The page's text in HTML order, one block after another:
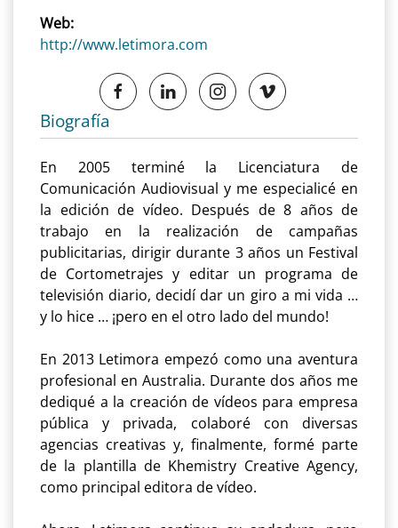
Web:
http://www.letimora.com
Biografía
En 2005 terminé la Licenciatura de
Comunicación Audiovisual y me especialicé en
la edición de vídeo. Después de 8 años de
trabajo en la realización de campañas
publicitarias, dirigir durante 3 años un Festival
de Cortometrajes y editar un programa de
televisión diario, decidí dar un giro a mi vida …
y lo hice … ¡pero en el otro lado del mundo!
En 2013 Letimora empezó como una aventura
profesional en Australia. Durante dos años me
dediqué a la creación de vídeos para empresa
pública y privada, colaboré con diversas
agencias creativas y, finalmente, formé parte
de la plantilla de Khemistry Creative Agency,
como principal editora de vídeo.